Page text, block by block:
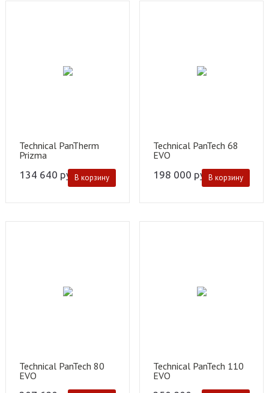
Technical PanTherm
Prizma
134 640 руб.В корзину
Technical PanTech 68
EVO
198 000 руб.В корзину
Technical PanTech 80
EVO
Technical PanTech 110
EVO